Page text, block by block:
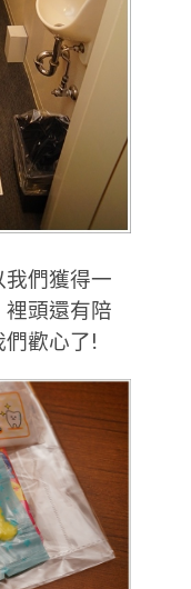
們獲得一
頭還有陪
們歡心了!